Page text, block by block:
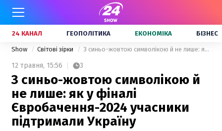
24 КАНАЛ ГЕОПОЛІТИКА ЕКОНОМІКА БІЗНЕС
Show Світові зірки З синьо-жовтою символікою й не лише: як у фіналі Євробачення-2024 учасники підтримали Україну
12 травня, 15:56 3
З синьо-жовтою символікою й
не лише: як у фіналі
Євробачення-2024 учасники
підтримали Україну